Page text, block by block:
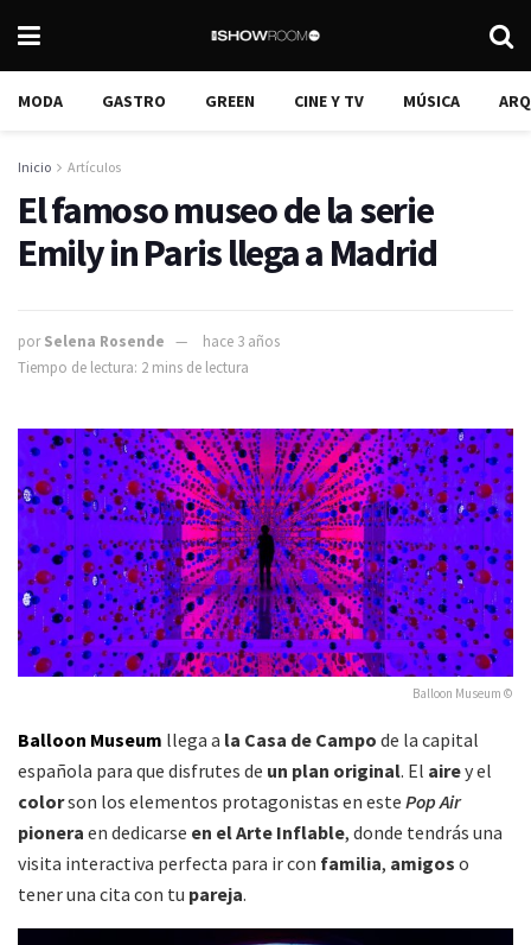
MODA GASTRO GREEN CINE Y TV MÚSICA
Inicio Artículos
El famoso museo de la serie
Emily in Paris llega a Madrid
por Selena Rosende
hace 3 años
Tiempo de lectura: 2 mins de lectura
Balloon Museum ©
Balloon Museum llega a la Casa de Campo de la capital
española para que disfrutes de un plan original. El airey el
colorson los elementos protagonistas en este Pop Air
pionera en dedicarse en el Arte Inflable, donde tendrás una
visita interactiva perfecta para ir con familia, amigos o
tener una cita con tu pareja.